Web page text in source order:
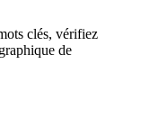
clés, vérifiez
de